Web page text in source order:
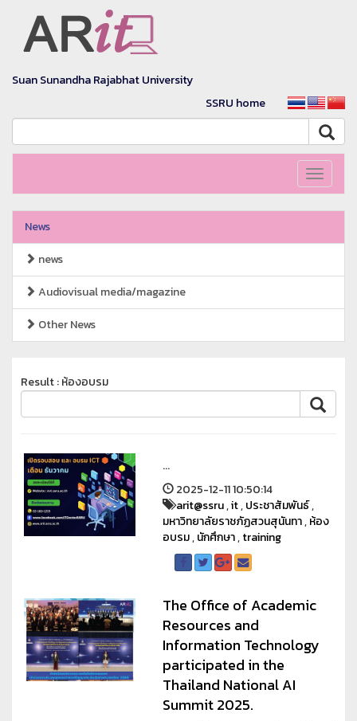
Suan Sunandha Rajabhat University
SSRU home
Toggle
News
news
Audiovisual media/magazine
Other News
Result : ห้องอบรม
...
2025-12-11 10:50:14
arit@ssru,it,ประชาสัมพันธ์,
มหาวิทยาลัยราชภัฏสวนสุนันทา,ห้อง
อบรม,นักศึกษา,training
The Office of Academic
Resources and
Information Technology
participated in the
Thailand National AI
Summit 2025.